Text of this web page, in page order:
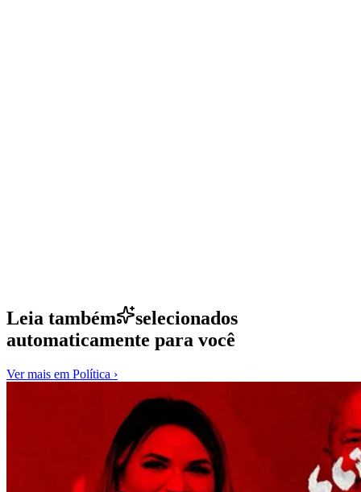
Leia também
selecionados
automaticamente para você
Ver mais em Política ›